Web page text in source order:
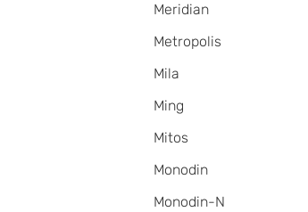
Meridian
Metropolis
Mila
Ming
Mitos
Monodin
Monodin-N